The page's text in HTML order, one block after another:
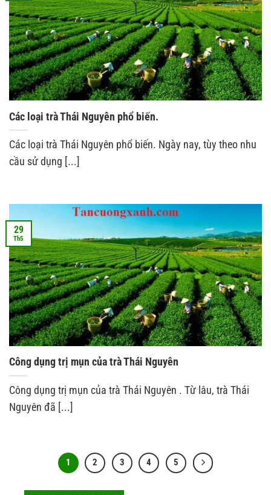
Các loại trà Thái Nguyên phổ biến.
Các loại trà Thái Nguyên phổ biến. Ngày nay, tùy theo nhu
cầu sử dụng [...]
Công dụng trị mụn của trà Thái Nguyên
Công dụng trị mụn của trà Thái Nguyên . Từ lâu, trà Thái
Nguyên đã [...]
29
Th5
1 2 3 4 5